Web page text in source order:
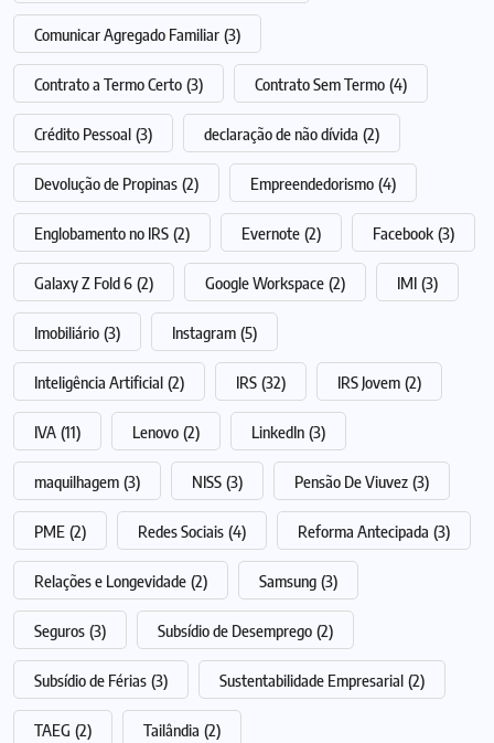
Comunicar Agregado Familiar (3)
Contrato a Termo Certo (3) Contrato Sem Termo (4)
Crédito Pessoal (3) declaração de não dívida (2)
Devolução de Propinas (2) Empreendedorismo (4)
Englobamento no IRS (2) Evernote (2) Facebook (3)
Galaxy Z Fold 6 (2) Google Workspace (2) IMI (3)
Imobiliário (3) Instagram (5)
Inteligência Artificial (2) IRS (32) IRS Jovem (2)
IVA (11) Lenovo (2) LinkedIn (3)
maquilhagem (3) NISS (3) Pensão De Viuvez (3)
PME (2) Redes Sociais (4) Reforma Antecipada (3)
Relações e Longevidade (2) Samsung (3)
Seguros (3) Subsídio de Desemprego (2)
Subsídio de Férias (3) Sustentabilidade Empresarial (2)
TAEG (2) Tailândia (2)